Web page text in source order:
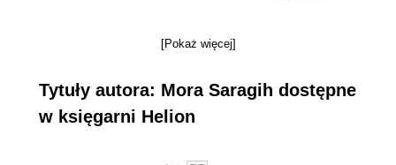
deformable model registration and modeling. He is
are widely used in the scientific community;
DeMoLib and FaceTracker, both of which make use
of generic computer vision libraries including
[Pokaż więcej]
Tytuły autora: Mora Saragih dostępne
w księgarni Helion